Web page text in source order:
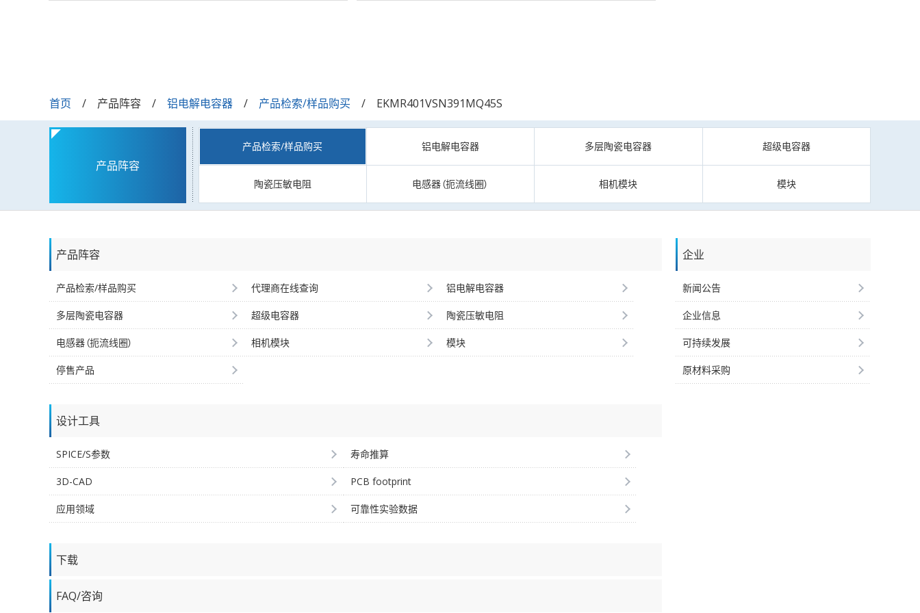
首页 产品阵容 铝电解电容器 产品检索/样品购买 EKMR401VSN391MQ45S
产品阵容
产品检索/样品购买 铝电解电容器 多层陶瓷电容器 超级电容器
陶瓷压敏电阻 电感器（扼流线圈） 相机模块 模块
产品阵容
产品检索/样品购买 代理商在线查询 铝电解电容器
多层陶瓷电容器 超级电容器 陶瓷压敏电阻
电感器（扼流线圈） 相机模块 模块
停售产品
设计工具
SPICE/S参数 寿命推算
3D-CAD PCB footprint
应用领域 可靠性实验数据
下载
FAQ/咨询
企业
新闻公告
企业信息
可持续发展
原材料采购